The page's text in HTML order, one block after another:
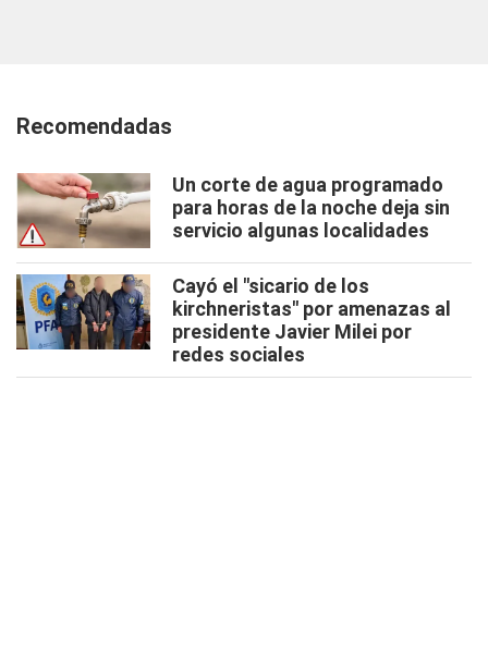
Recomendadas
Un corte de agua programado
para horas de la noche deja sin
servicio algunas localidades
Cayó el "sicario de los
kirchneristas" por amenazas al
presidente Javier Milei por
redes sociales